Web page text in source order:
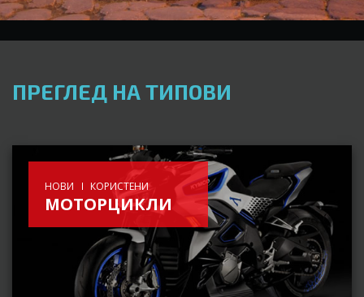
ПРЕГЛЕД НА ТИПОВИ
НОВИ КОРИСТЕНИ
МОТОРЦИКЛИ